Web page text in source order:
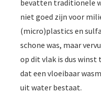
bevatten traditionele
niet goed zijn voor
(micro)plastics en
schone was, maar
op dit vlak is dus winst
dat een vloeibaar
uit water bestaat.